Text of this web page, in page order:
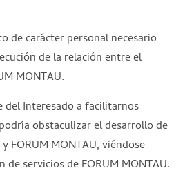
de carácter personal necesario
de la relación entre el
MONTAU.
del Interesado a facilitarnos
obstaculizar el desarrollo de
FORUM MONTAU, viéndose
de servicios de FORUM MONTAU.